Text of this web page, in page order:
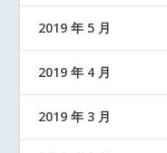
2019 年 5 月
2019 年 4 月
2019 年 3 月